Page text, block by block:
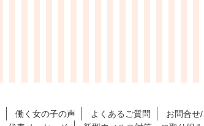
働く女の子の声 よくあるご質問
お問合せ